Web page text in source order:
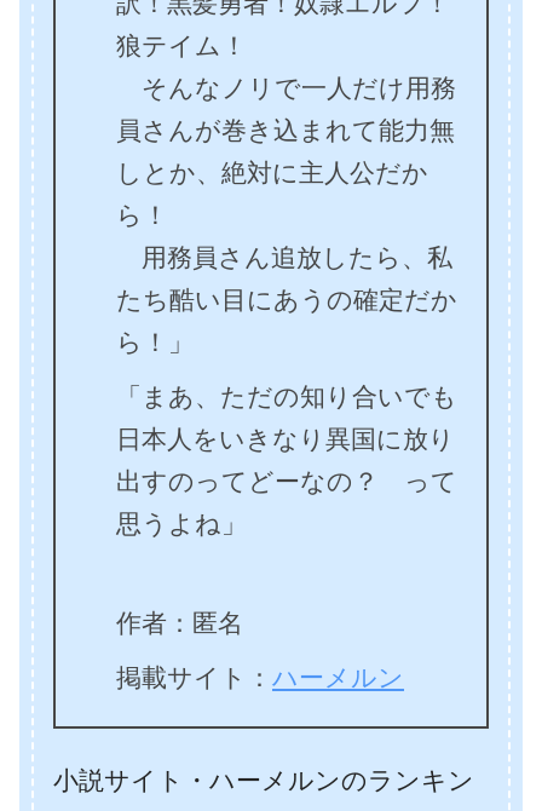
狼テイム！
そんなノリで一人だけ用務
員さんが巻き込まれて能力無
しとか、絶対に主人公だか
ら！
用務員さん追放したら、私
たち酷い目にあうの確定だか
ら！」
「まあ、ただの知り合いでも
日本人をいきなり異国に放り
出すのってどーなの？ って
思うよね」
作者：匿名
掲載サイト： ハーメルン
小説サイト・ハーメルンのランキン